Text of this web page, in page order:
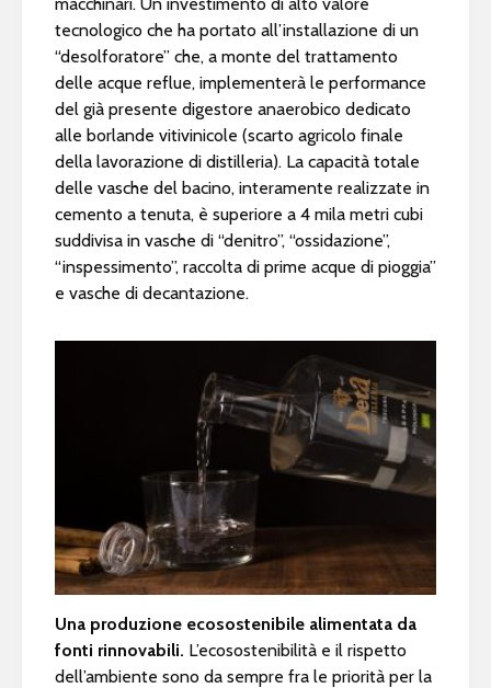
tecnologico che ha portato all’installazione di un
“desolforatore” che, a monte del trattamento
delle acque reflue, implementerà le performance
del già presente digestore anaerobico dedicato
alle borlande vitivinicole (scarto agricolo finale
della lavorazione di distilleria). La capacità totale
delle vasche del bacino, interamente realizzate in
cemento a tenuta, è superiore a 4 mila metri cubi
suddivisa in vasche di “denitro”, “ossidazione”,
“inspessimento”, raccolta di prime acque di pioggia”
e vasche di decantazione.
Una produzione ecosostenibile alimentata da
fonti rinnovabili. L’ecosostenibilità e il rispetto
dell’ambiente sono da sempre fra le priorità per la